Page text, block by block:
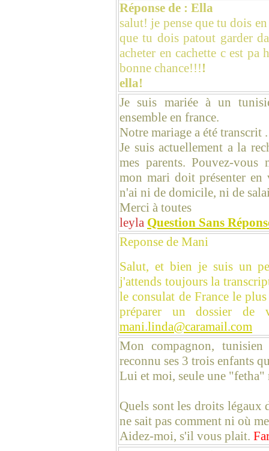
Réponse de : Ella
salut! je pense que tu dois
que tu dois patout garder
acheter en cachette c est
bonne chance!!!!
ella!
Je suis mariée à un
ensemble en france.
Notre mariage a été transcrit .
Je suis actuellement a la
mes parents. Pouvez-vous
mon mari doit présenter
n'ai ni de domicile, ni de
Merci à toutes
leyla Question Sans
Reponse de Mani
Salut, et bien je suis un
j'attends toujours la
le consulat de France le
préparer un dossier de
mani.linda@caramail.com
Mon compagnon,
reconnu ses 3 trois enfants
Lui et moi, seule une "fetha"
Quels sont les droits légaux
ne sait pas comment ni où
Aidez-moi, s'il vous plait.